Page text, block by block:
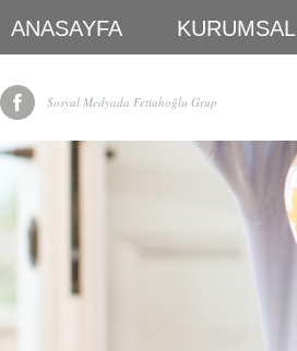
ANASAYFA KURUMSAL
Sosyal Medyada Fettahoğlu Grup